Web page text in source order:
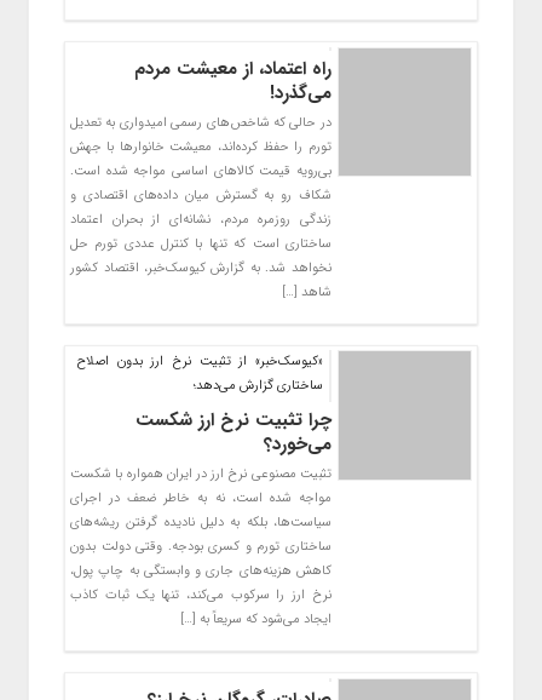
راه اعتماد، از معیشت مردم
می‌گذرد!
در حالی که شاخص‌های رسمی امیدواری به تعدیل
تورم را حفظ کرده‌اند، معیشت خانوارها با جهش
بی‌رویه قیمت کالاهای اساسی مواجه شده است.
شکاف رو به گسترش میان داده‌های اقتصادی و
زندگی روزمره مردم، نشانه‌ای از بحران اعتماد
ساختاری است که تنها با کنترل عددی تورم حل
نخواهد شد. به گزارش کیوسک‌خبر، اقتصاد کشور
شاهد […]
«کیوسک‌خبر» از تثبیت نرخ ارز بدون اصلاح
ساختاری گزارش می‌دهد؛
چرا تثبیت نرخ ارز شکست
می‌خورد؟
تثبیت مصنوعی نرخ ارز در ایران همواره با شکست
مواجه شده است، نه به خاطر ضعف در اجرای
سیاست‌ها، بلکه به دلیل نادیده گرفتن ریشه‌های
ساختاری تورم و کسری بودجه. وقتی دولت بدون
کاهش هزینه‌های جاری و وابستگی به چاپ پول،
نرخ ارز را سرکوب می‌کند، تنها یک ثبات کاذب
ایجاد می‌شود که سریعاً به […]